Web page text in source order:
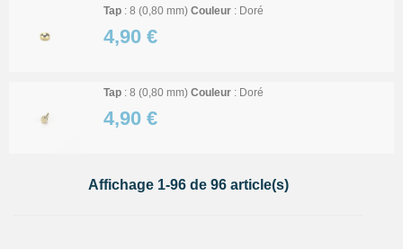
Tap : 8 (0,80 mm) Couleur : Doré
4,90 €
Tap : 8 (0,80 mm) Couleur : Doré
4,90 €
Affichage 1-96 de 96 article(s)